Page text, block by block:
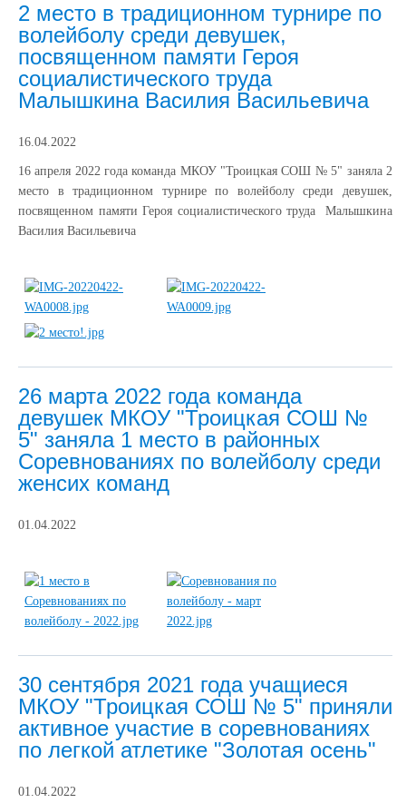
2 место в традиционном турнире по
волейболу среди девушек,
посвященном памяти Героя
социалистического труда
Малышкина Василия Васильевича
16.04.2022
16 апреля 2022 года команда МКОУ "Троицкая СОШ № 5" заняла 2
место в традиционном турнире по волейболу среди девушек,
посвященном памяти Героя социалистического труда Малышкина
Василия Васильевича
26 марта 2022 года команда
девушек МКОУ "Троицкая СОШ №
5" заняла 1 место в районных
Соревнованиях по волейболу среди
женсих команд
01.04.2022
30 сентября 2021 года учащиеся
МКОУ "Троицкая СОШ № 5" приняли
активное участие в соревнованиях
по легкой атлетике "Золотая осень"
01.04.2022